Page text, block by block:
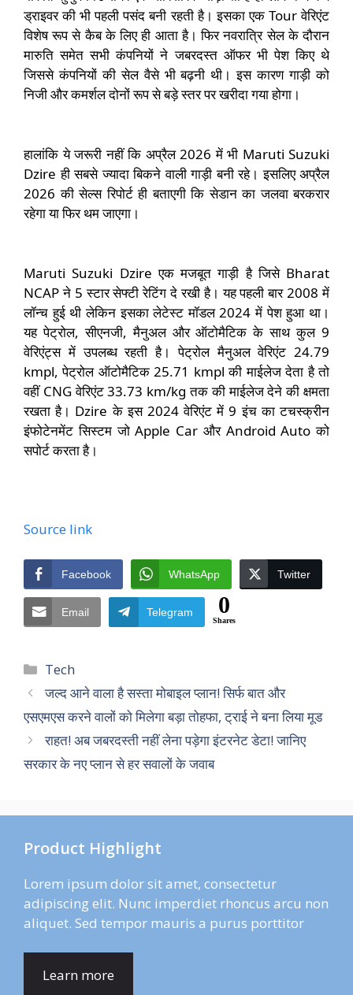
ड्राइवर की भी पहली पसंद बनी रहती है। इसका एक Tour वेरिएंट
विशेष रूप से कैब के लिए ही आता है। फिर नवरात्रि सेल के दौरान
मारुति समेत सभी कंपनियों ने जबरदस्त ऑफर भी पेश किए थे
जिससे कंपनियों की सेल वैसे भी बढ़नी थी। इस कारण गाड़ी को
निजी और कमर्शल दोनों रूप से बड़े स्तर पर खरीदा गया होगा।
हालांकि ये जरूरी नहीं कि अप्रैल 2026 में भी Maruti Suzuki
Dzire ही सबसे ज्यादा बिकने वाली गाड़ी बनी रहे। इसलिए अप्रैल
2026 की सेल्स रिपोर्ट ही बताएगी कि सेडान का जलवा बरकरार
रहेगा या फिर थम जाएगा।
Maruti Suzuki Dzire एक मजबूत गाड़ी है जिसे Bharat
NCAP ने 5 स्टार सेफ्टी रेटिंग दे रखी है। यह पहली बार 2008 में
लॉन्च हुई थी लेकिन इसका लेटेस्ट मॉडल 2024 में पेश हुआ था।
यह पेट्रोल, सीएनजी, मैनुअल और ऑटोमैटिक के साथ कुल 9
वेरिएंट्स में उपलब्ध रहती है। पेट्रोल मैनुअल वेरिएंट 24.79
kmpl, पेट्रोल ऑटोमैटिक 25.71 kmpl की माईलेज देता है तो
वहीं CNG वेरिएंट 33.73 km/kg तक की माईलेज देने की क्षमता
रखता है। Dzire के इस 2024 वेरिएंट में 9 इंच का टचस्क्रीन
इंफोटेनमेंट सिस्टम जो Apple Car और Android Auto को
सपोर्ट करता है।
Source link
Facebook WhatsApp Twitter
Email Telegram 0
Shares
Categories
Tech
जल्‍द आने वाला है सस्‍ता मोबाइल प्‍लान! सिर्फ बात और
एसएमएस करने वालों को मिलेगा बड़ा तोहफा, ट्राई ने बना लिया मूड
राहत! अब जबरदस्ती नहीं लेना पड़ेगा इंटरनेट डेटा! जानिए
सरकार के नए प्लान से हर सवालों के जवाब
Product Highlight
Lorem ipsum dolor sit amet, consectetur
adipiscing elit. Nunc imperdiet rhoncus arcu non
aliquet. Sed tempor mauris a purus porttitor
Learn more